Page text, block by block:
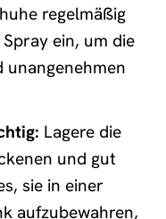
regelmäßig
ein, um die
Lagere die
und gut
sie in einer
aufzubewahren,